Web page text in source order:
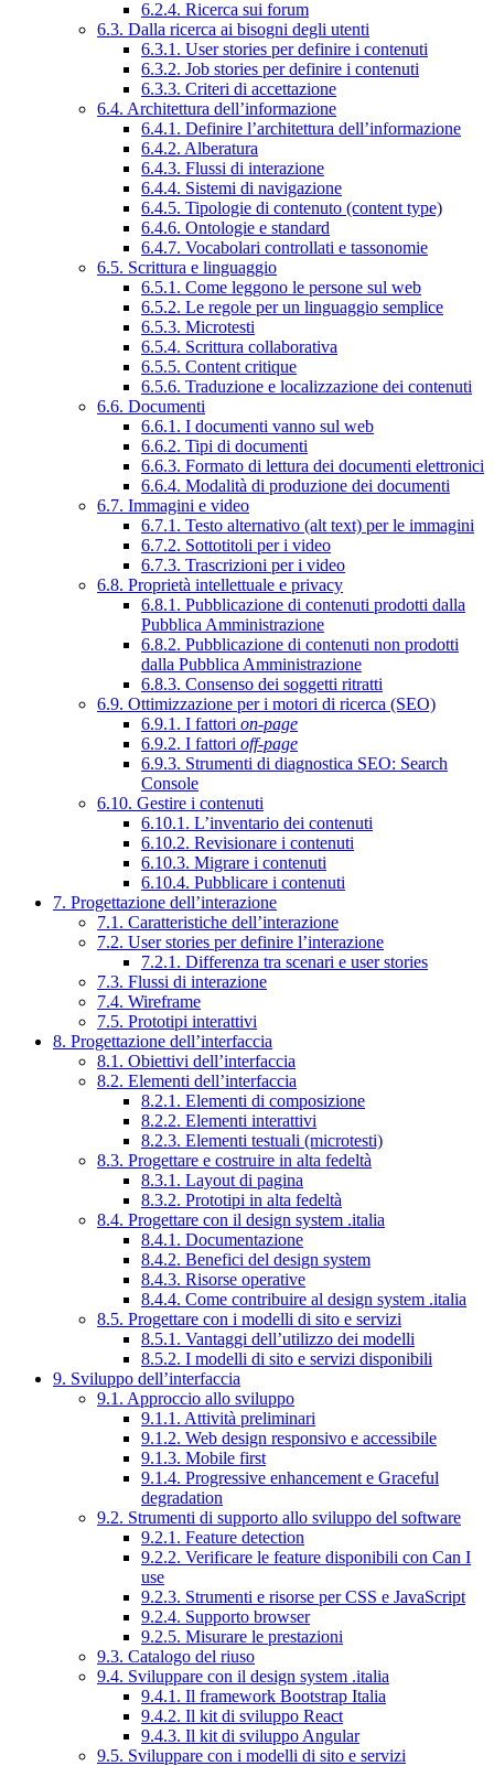
6.2.4. Ricerca sui forum
6.3. Dalla ricerca ai bisogni degli utenti
6.3.1. User stories per definire i contenuti
6.3.2. Job stories per definire i contenuti
6.3.3. Criteri di accettazione
6.4. Architettura dell’informazione
6.4.1. Definire l’architettura dell’informazione
6.4.2. Alberatura
6.4.3. Flussi di interazione
6.4.4. Sistemi di navigazione
6.4.5. Tipologie di contenuto (content type)
6.4.6. Ontologie e standard
6.4.7. Vocabolari controllati e tassonomie
6.5. Scrittura e linguaggio
6.5.1. Come leggono le persone sul web
6.5.2. Le regole per un linguaggio semplice
6.5.3. Microtesti
6.5.4. Scrittura collaborativa
6.5.5. Content critique
6.5.6. Traduzione e localizzazione dei contenuti
6.6. Documenti
6.6.1. I documenti vanno sul web
6.6.2. Tipi di documenti
6.6.3. Formato di lettura dei documenti elettronici
6.6.4. Modalità di produzione dei documenti
6.7. Immagini e video
6.7.1. Testo alternativo (alt text) per le immagini
6.7.2. Sottotitoli per i video
6.7.3. Trascrizioni per i video
6.8. Proprietà intellettuale e privacy
6.8.1. Pubblicazione di contenuti prodotti dalla
Pubblica Amministrazione
6.8.2. Pubblicazione di contenuti non prodotti
dalla Pubblica Amministrazione
6.8.3. Consenso dei soggetti ritratti
6.9. Ottimizzazione per i motori di ricerca (SEO)
6.9.1. I fattori on-page
6.9.2. I fattori off-page
6.9.3. Strumenti di diagnostica SEO: Search
Console
6.10. Gestire i contenuti
6.10.1. L’inventario dei contenuti
6.10.2. Revisionare i contenuti
6.10.3. Migrare i contenuti
6.10.4. Pubblicare i contenuti
7. Progettazione dell’interazione
7.1. Caratteristiche dell’interazione
7.2. User stories per definire l’interazione
7.2.1. Differenza tra scenari e user stories
7.3. Flussi di interazione
7.4. Wireframe
7.5. Prototipi interattivi
8. Progettazione dell’interfaccia
8.1. Obiettivi dell’interfaccia
8.2. Elementi dell’interfaccia
8.2.1. Elementi di composizione
8.2.2. Elementi interattivi
8.2.3. Elementi testuali (microtesti)
8.3. Progettare e costruire in alta fedeltà
8.3.1. Layout di pagina
8.3.2. Prototipi in alta fedeltà
8.4. Progettare con il design system .italia
8.4.1. Documentazione
8.4.2. Benefici del design system
8.4.3. Risorse operative
8.4.4. Come contribuire al design system .italia
8.5. Progettare con i modelli di sito e servizi
8.5.1. Vantaggi dell’utilizzo dei modelli
8.5.2. I modelli di sito e servizi disponibili
9. Sviluppo dell’interfaccia
9.1. Approccio allo sviluppo
9.1.1. Attività preliminari
9.1.2. Web design responsivo e accessibile
9.1.3. Mobile first
9.1.4. Progressive enhancement e Graceful
degradation
9.2. Strumenti di supporto allo sviluppo del software
9.2.1. Feature detection
9.2.2. Verificare le feature disponibili con Can I
use
9.2.3. Strumenti e risorse per CSS e JavaScript
9.2.4. Supporto browser
9.2.5. Misurare le prestazioni
9.3. Catalogo del riuso
9.4. Sviluppare con il design system .italia
9.4.1. Il framework Bootstrap Italia
9.4.2. Il kit di sviluppo React
9.4.3. Il kit di sviluppo Angular
9.5. Sviluppare con i modelli di sito e servizi